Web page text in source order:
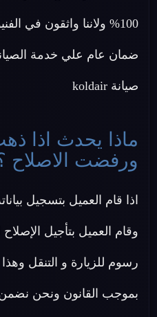
100% ولاننا واثقون في
ضمان عام علي خدمة
صيانة koldair
ماذا يحدث اذا
ورفضت الاصلاح
اذا قام العميل بتسجيل
وقام العميل بتأجيل
رسوم للزيارة و التنقل
بموجب القانون ونحن